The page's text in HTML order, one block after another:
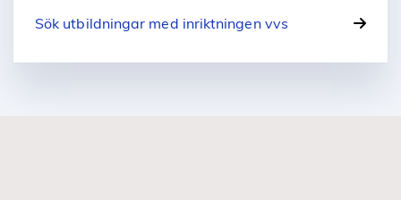
Sök utbildningar med inriktningen vvs